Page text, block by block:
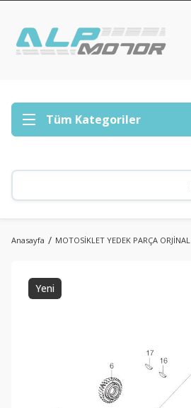
Tüm Kategoriler
Anasayfa MOTOSİKLET YEDEK PARÇA ORJİNAL
Yeni